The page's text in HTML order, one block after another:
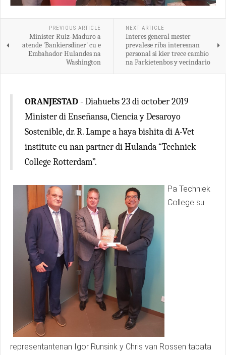
PREVIOUS ARTICLE
Minister Ruiz-Maduro a
atende 'Bankiersdiner' cu e
Embahador Hulandes na
Washington
NEXT ARTICLE
Interes general mester
prevalese riba interesnan
personal si kier trece cambio
na Parkietenbos y vecindario
ORANJESTAD - Diahuebs 23 di october 2019
Minister di Enseñansa, Ciencia y Desaroyo
Sostenible, dr. R. Lampe a haya bishita di A-Vet
institute cu nan partner di Hulanda “Techniek
College Rotterdam”.
Pa Techniek
College su
representantenan Igor Runsink y Chris van Rossen tabata